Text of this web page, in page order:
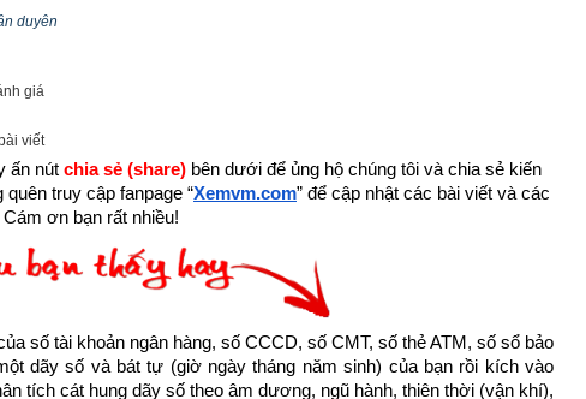
thời gian cuối cùng của thời kỳ mạt pháp khi mà đạo đức nhân loại
nạn sắp đến chỉ có hành thiện tích đức thì mới được bình an vượt
duyên
giá
viết
ấn nút chia sẻ (share) bên dưới để ủng hộ chúng tôi và chia sẻ kiến
truy cập fanpage “Xemvm.com” để cập nhật các bài viết và các
ơn bạn rất nhiều!
số tài khoản ngân hàng, số CCCD, số CMT, số thẻ ATM, số sổ bảo
dãy số và bát tự (giờ ngày tháng năm sinh) của bạn rồi kích vào
tích cát hung dãy số theo âm dương, ngũ hành, thiên thời (vận khí),